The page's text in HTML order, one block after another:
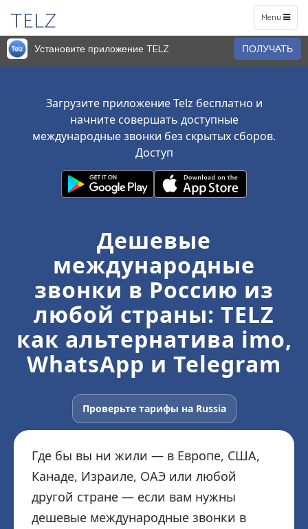
Toggle
navigation
Menu
TELZ
Установите приложение TELZ ПОЛУЧАТЬ
Загрузите приложение Telz бесплатно и
начните совершать доступные
международные звонки без скрытых сборов.
Доступ
Дешевые
международные
звонки в Россию из
любой страны: TELZ
как альтернатива imo,
WhatsApp и Telegram
Проверьте тарифы на Russia
Где бы вы ни жили — в Европе, США,
Канаде, Израиле, ОАЭ или любой
другой стране — если вам нужны
дешевые международные звонки в